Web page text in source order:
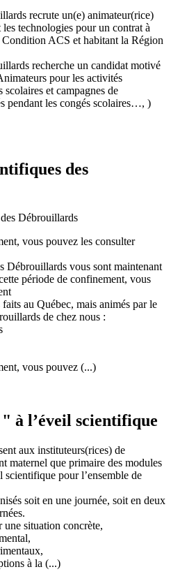
recrute un(e) animateur(rice)
les technologies pour un contrat à
ACS et habitant la Région
recherche un candidat motivé
pour les activités
et campagnes de
pendant les congés scolaires…, )
des
vous pouvez les consulter
Débrouillards vous sont maintenant
période de confinement, vous
au Québec, mais animés par le
de chez nous :
vous pouvez (...)
à l’éveil scientifique
aux instituteurs(rices) de
maternel que primaire des modules
pour l’ensemble de
soit en une journée, soit en deux
situation concrète,
à la (...)